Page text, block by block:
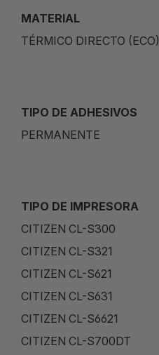
MATERIAL
TÉRMICO DIRECTO (ECO)
TIPO DE ADHESIVOS
PERMANENTE
TIPO DE IMPRESORA
CITIZEN CL-S300
CITIZEN CL-S321
CITIZEN CL-S621
CITIZEN CL-S631
CITIZEN CL-S6621
CITIZEN CL-S700DT